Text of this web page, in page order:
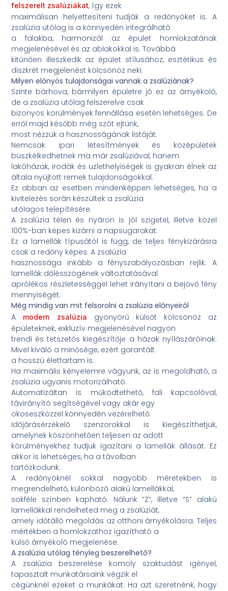
felszerelt zsalúziákat, így ezek
maximálisan helyettesíteni tudják a redőnyöket is. A
zsalúzia utólag is a könnyedén integrálható
a falakba, harmonizál az épület homlokzatának
megjelenésével és az ablakokkal is. Továbbá
kitűnően illeszkedik az épület stílusához, esztétikus és
diszkrét megjelenést kölcsönöz neki.
Milyen előnyös tulajdonságai vannak a zsalúziának?
Szinte bárhova, bármilyen épületre jó ez az árnyékoló,
de a zsalúzia utólag felszerelve csak
bizonyos körülmények fennállása esetén lehetséges. De
erről majd később még szót ejtünk,
most nézzük a hasznosságának listáját.
Nemcsak ipari létesítmények és középületek
büszkélkedhetnek ma már zsalúziával, hanem
lakóházak, irodák és üzlethelyiségek is gyakran élnek az
általa nyújtott remek tulajdonságokkal.
Ez abban az esetben mindenképpen lehetséges, ha a
kivitelezés során készültek a zsalúzia
utólagos telepítésére.
A zsalúzia télen és nyáron is jól szigetel, illetve közel
100%-ban képes kizárni a napsugarakat.
Ez a lamellák típusától is függ, de teljes fénykizárásra
csak a redőny képes. A zsalúzia
hasznossága inkább a fényszabályozásban rejlik. A
lamellák dőlésszögének változtatásával
aprólékos részletességgel lehet irányítani a bejövő fény
mennyiségét.
Még mindig van mit felsorolni a zsalúzia előnyeiről
A
modern zsalúzia
gyönyörű külsőt kölcsönöz az
épületeknek, exkluzív megjelenésével nagyon
trendi és tetszetős kiegészítője a házak nyílászáróinak.
Mivel kiváló a minősége, ezért garantált
a hosszú élettartam is.
Ha maximális kényelemre vágyunk, az is megoldható, a
zsalúzia ugyanis motorizálható.
Automatizáltan is működtethető, fali kapcsolóval,
távirányító segítségével vagy akár egy
okoseszközzel könnyedén vezérelhető.
Időjárásérzékelő szenzorokkal is kiegészíthetjük,
amelynek köszönhetően teljesen az adott
körülményekhez tudjuk igazítani a lamellák állását. Ez
akkor is lehetséges, ha a távolban
tartózkodunk.
A redőnyöknél sokkal nagyobb méretekben is
megrendelhető, különböző alakú lamellákkal,
sokféle színben kapható. Nálunk “Z”, illetve “S” alakú
lamellákkal rendelheted meg a zsalúziát,
amely időtálló megoldás az otthoni árnyékolásra. Teljes
mértékben a homlokzathoz igazítható a
külső árnyékoló megjelenése.
A zsalúzia utólag tényleg beszerelhető?
A zsalúzia beszerelése komoly szaktudást igényel,
tapasztalt munkatársaink végzik el
cégünknél ezeket a munkákat. Ha azt szeretnénk, hogy